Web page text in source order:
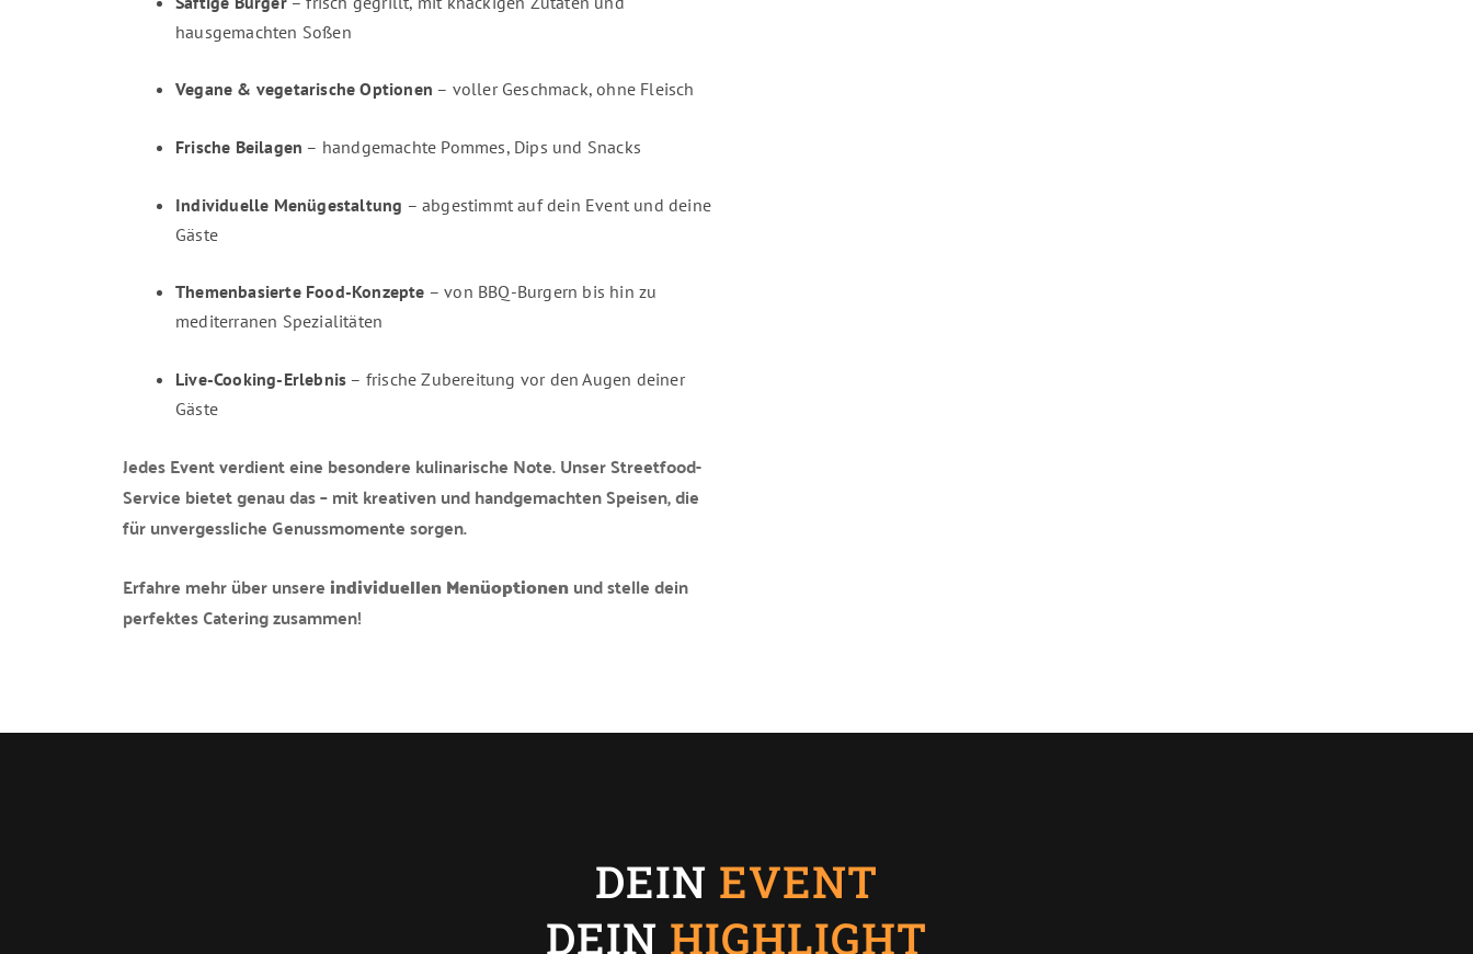
hausgemachten Soßen
Vegane & vegetarische Optionen – voller Geschmack, ohne Fleisch
Frische Beilagen – handgemachte Pommes, Dips und Snacks
Individuelle Menügestaltung – abgestimmt auf dein Event und deine
Gäste
Themenbasierte Food-Konzepte – von BBQ-Burgern bis hin zu
mediterranen Spezialitäten
Live-Cooking-Erlebnis – frische Zubereitung vor den Augen deiner
Gäste
Jedes Event verdient eine besondere kulinarische Note. Unser Streetfood-
Service bietet genau das – mit kreativen und handgemachten Speisen, die
für unvergessliche Genussmomente sorgen.
Erfahre mehr über unsere individuellen Menüoptionenund stelle dein
perfektes Catering zusammen!
DEIN EVENT
DEIN HIGHLIGHT